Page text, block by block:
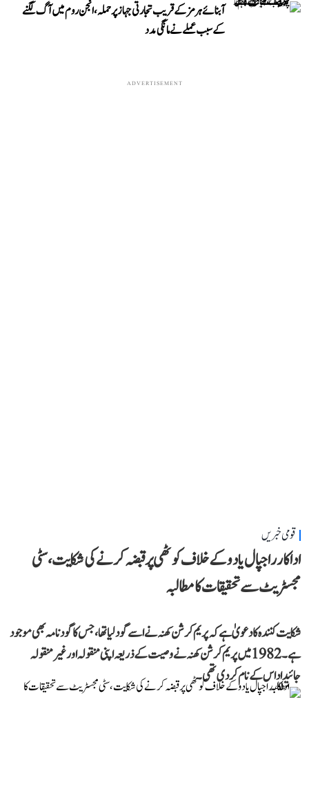
آبنائے ہرمز کے قریب تجارتی جہاز پر حملہ، انجن روم میں آگ لگنے
کے سبب عملے نے مانگی مدد
ADVERTISEMENT
قومی خبریں
اداکار راجپال یادو کے خلاف کوٹھی پر قبضہ کرنے کی شکایت، سٹی
مجسٹریٹ سے تحقیقات کا مطالبہ
شکایت کنندہ کا دعویٰ ہے کہ پریم کرشن کھنہ نے اسے گود لیا تھا، جس کا گود نامہ بھی موجود
ہے۔ 1982 میں پریم کرشن کھنہ نے وصیت کے ذریعہ اپنی منقولہ اور غیر منقولہ
جائیداد اس کے نام کر دی تھی۔